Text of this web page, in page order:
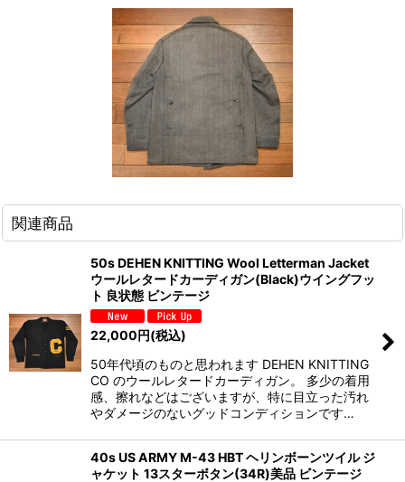
関連商品
50s DEHEN KNITTING Wool Letterman Jacket
ウールレタードカーディガン(Black)ウイングフッ
ト 良状態 ビンテージ
22,000円(税込)
50年代頃のものと思われます DEHEN KNITTING
CO のウールレタードカーディガン。 多少の着用
感、擦れなどはございますが、特に目立った汚れ
やダメージのないグッドコンディションです…
40s US ARMY M-43 HBT ヘリンボーンツイル ジ
ャケット 13スターボタン(34R)美品 ビンテージ